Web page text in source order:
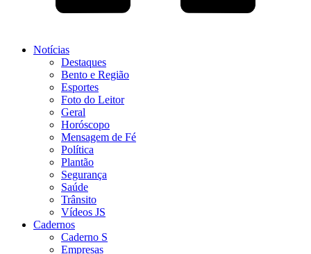
Notícias
Destaques
Bento e Região
Esportes
Foto do Leitor
Geral
Horóscopo
Mensagem de Fé
Política
Plantão
Segurança
Saúde
Trânsito
Vídeos JS
Cadernos
Caderno S
Empresas